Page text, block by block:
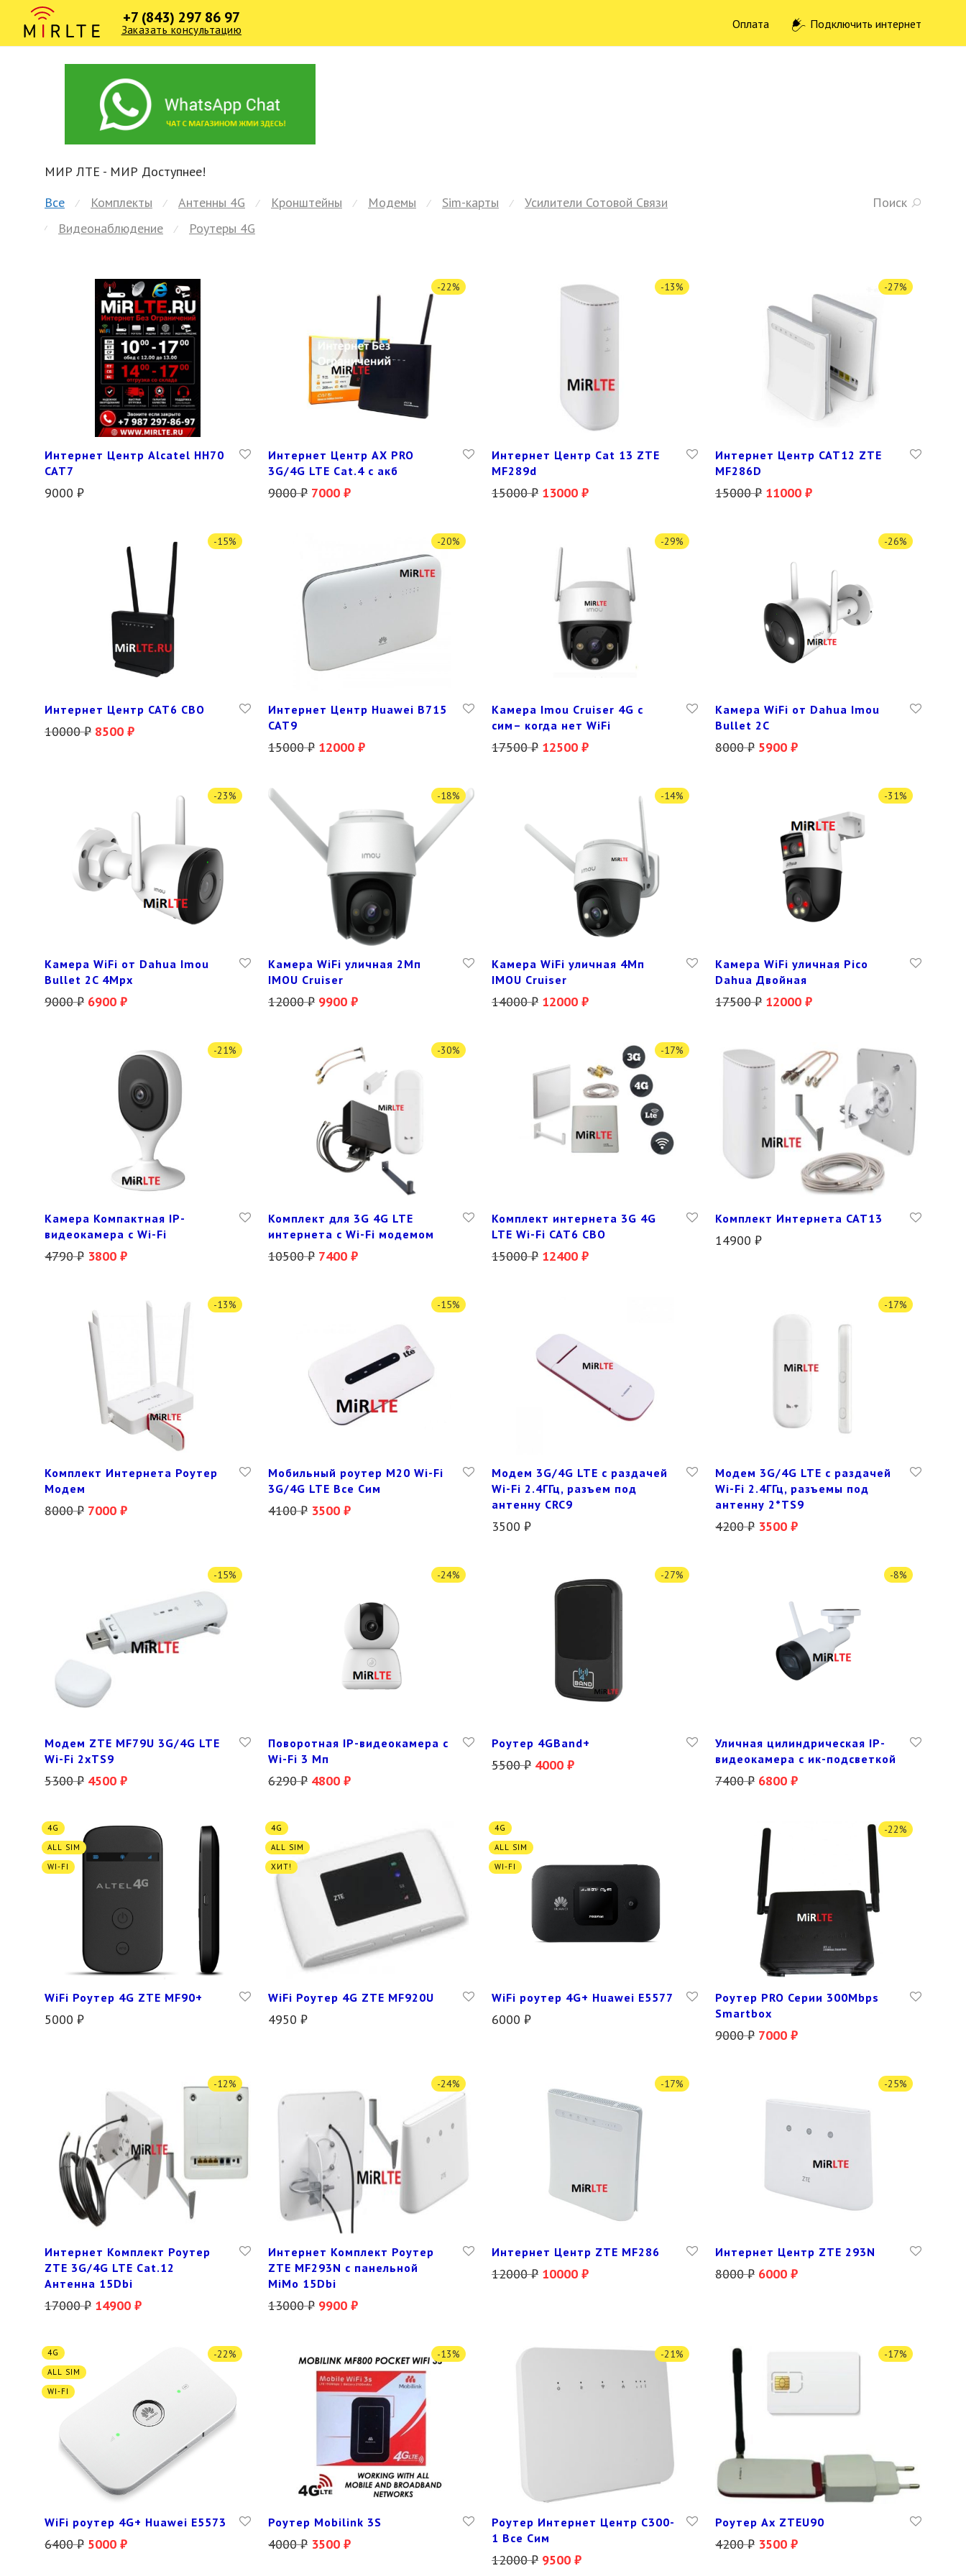
+7 (843) 297 86 97
Заказать консультацию Оплата Подключить интернет
МИР ЛТЕ - МИР Доступнее!
Поиск
Все ⁄ Комплекты ⁄ Антенны 4G ⁄ Кронштейны ⁄ Модемы ⁄ Sim-карты ⁄ Усилители Сотовой Связи
⁄ Видеонаблюдение ⁄ Роутеры 4G
Интернет Центр Alcatel HH70
CAT7
9000 ₽
-22%
Интернет Центр AX PRO
3G/4G LTE Cat.4 с акб
9000₽ 7000 ₽
-13%
Интернет Центр Cat 13 ZTE
MF289d
15000₽ 13000 ₽
-27%
Интернет Центр CAT12 ZTE
MF286D
15000₽ 11000 ₽
-15%
Интернет Центр CAT6 СВО
10000₽ 8500 ₽
-20%
Интернет Центр Huawei B715
CAT9
15000₽ 12000 ₽
-29%
Камера Imou Cruiser 4G с
сим– когда нет WiFi
17500₽ 12500 ₽
-26%
Камера WiFi от Dahua Imou
Bullet 2C
8000₽ 5900 ₽
-23%
Камера WiFi от Dahua Imou
Bullet 2C 4Mpx
9000₽ 6900 ₽
-18%
Камера WiFi уличная 2Мп
IMOU Cruiser
12000₽ 9900 ₽
-14%
Камера WiFi уличная 4Мп
IMOU Cruiser
14000₽ 12000 ₽
-31%
Камера WiFi уличная Pico
Dahua Двойная
17500₽ 12000 ₽
-21%
Камера Компактная IP-
видеокамера с Wi-Fi
4790₽ 3800 ₽
-30%
Комплект для 3G 4G LTE
интернета с Wi-Fi модемом
10500₽ 7400 ₽
-17%
Комплект интернета 3G 4G
LTE Wi-Fi CAT6 СВО
15000₽ 12400 ₽
Комплект Интернета CAT13
14900 ₽
-13%
Комплект Интернета Роутер
Модем
8000₽ 7000 ₽
-15%
Мобильный роутер M20 Wi-Fi
3G/4G LTE Все Сим
4100₽ 3500 ₽
Модем 3G/4G LTE с раздачей
Wi-Fi 2.4ГГц, разъем под
антенну CRC9
3500 ₽
-17%
Модем 3G/4G LTE с раздачей
Wi-Fi 2.4ГГц, разъемы под
антенну 2*TS9
4200₽ 3500 ₽
-15%
Модем ZTE MF79U 3G/4G LTE
Wi-Fi 2xTS9
5300₽ 4500 ₽
-24%
Поворотная IP-видеокамера с
Wi-Fi 3 Мп
6290₽ 4800 ₽
-27%
Роутер 4GBand+
5500₽ 4000 ₽
-8%
Уличная цилиндрическая IP-
видеокамера с ик-подсветкой
7400₽ 6800 ₽
WiFi Роутер 4G ZTE MF90+
5000 ₽
4G
ALL SIM
WI-FI
WiFi Роутер 4G ZTE MF920U
4950 ₽
4G
ALL SIM
ХИТ!
WiFi роутер 4G+ Huawei E5577
6000 ₽
4G
ALL SIM
WI-FI
-22%
Роутер PRO Серии 300Mbps
Smartbox
9000₽ 7000 ₽
-12%
Интернет Комплект Роутер
ZTE 3G/4G LTE Cat.12
Антенна 15Dbi
17000₽ 14900 ₽
-24%
Интернет Комплект Роутер
ZTE MF293N с панельной
MiMo 15Dbi
13000₽ 9900 ₽
-17%
Интернет Центр ZTE MF286
12000₽ 10000 ₽
-25%
Интернет Центр ZTE 293N
8000₽ 6000 ₽
-22%
WiFi роутер 4G+ Huawei E5573
6400₽ 5000 ₽
4G
ALL SIM
WI-FI
-13%
Роутер Mobilink 3S
4000₽ 3500 ₽
-21%
Роутер Интернет Центр C300-
1 Все Сим
12000₽ 9500 ₽
-17%
Роутер Аx ZTEU90
4200₽ 3500 ₽